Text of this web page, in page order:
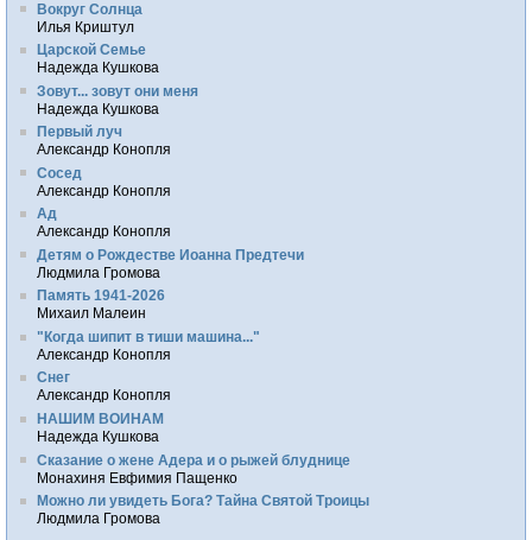
Вокруг Солнца
Илья Криштул
Царской Семье
Надежда Кушкова
Зовут... зовут они меня
Надежда Кушкова
Первый луч
Александр Конопля
Сосед
Александр Конопля
Ад
Александр Конопля
Детям о Рождестве Иоанна Предтечи
Людмила Громова
Память 1941-2026
Михаил Малеин
"Когда шипит в тиши машина..."
Александр Конопля
Снег
Александр Конопля
НАШИМ ВОИНАМ
Надежда Кушкова
Сказание о жене Адера и о рыжей блуднице
Монахиня Евфимия Пащенко
Можно ли увидеть Бога? Тайна Святой Троицы
Людмила Громова